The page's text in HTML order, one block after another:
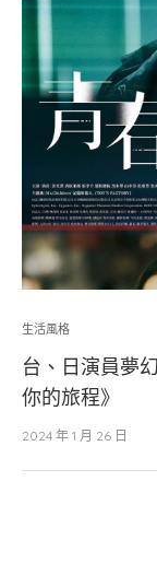
生活風格
台、日演員夢
你的旅程》
2024 年 1 月 26 日